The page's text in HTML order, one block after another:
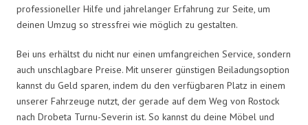
professioneller Hilfe und jahrelanger Erfahrung zur Seite, um
deinen Umzug so stressfrei wie möglich zu gestalten.
Bei uns erhältst du nicht nur einen umfangreichen Service, sondern
auch unschlagbare Preise. Mit unserer günstigen Beiladungsoption
kannst du Geld sparen, indem du den verfügbaren Platz in einem
unserer Fahrzeuge nutzt, der gerade auf dem Weg von Rostock
nach Drobeta Turnu-Severin ist. So kannst du deine Möbel und